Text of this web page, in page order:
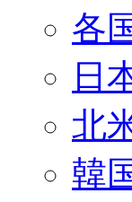
各
日
北
韓